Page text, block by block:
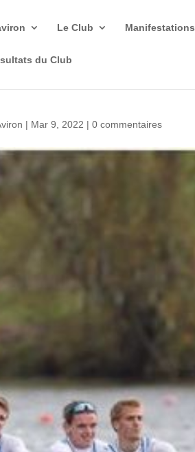
Le Club Manifestations
du Club
| Mar 9, 2022 |0 commentaires